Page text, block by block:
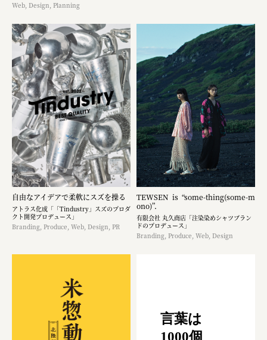
Web, Design, Planning
自由なアイデアで柔軟にスズを操る
アトラス化成「「Tindustry」スズのプロダ
クト開発プロデュース」
Branding, Produce, Web, Design, PR
TEWSEN is “some-thing(some-m
ono)”.
有限会社 丸久商店「注染染めシャツブラン
ドのプロデュース」
Branding, Produce, Web, Design
言葉は
1000個